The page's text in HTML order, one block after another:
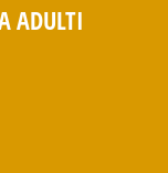
ADULTI